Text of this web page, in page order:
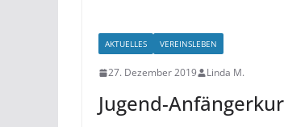
AKTUELLES VEREINSLEBEN
27. Dezember 2019 Linda M.
Jugend-